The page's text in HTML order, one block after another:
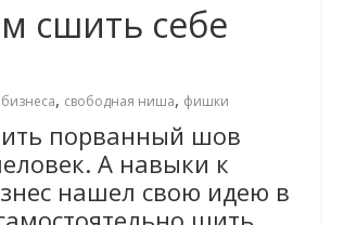
сшить себе
, свободная ниша, фишки
порванный шов
А навыки к
нашел свою идею в